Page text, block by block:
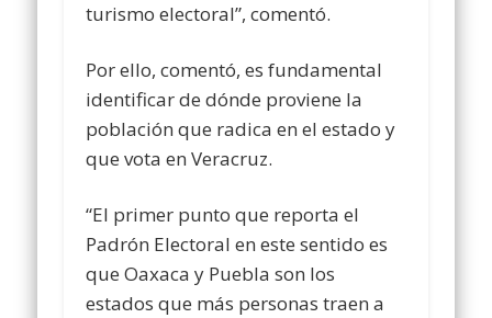
turismo electoral”, comentó.
Por ello, comentó, es fundamental
identificar de dónde proviene la
población que radica en el estado y
que vota en Veracruz.
“El primer punto que reporta el
Padrón Electoral en este sentido es
que Oaxaca y Puebla son los
estados que más personas traen a